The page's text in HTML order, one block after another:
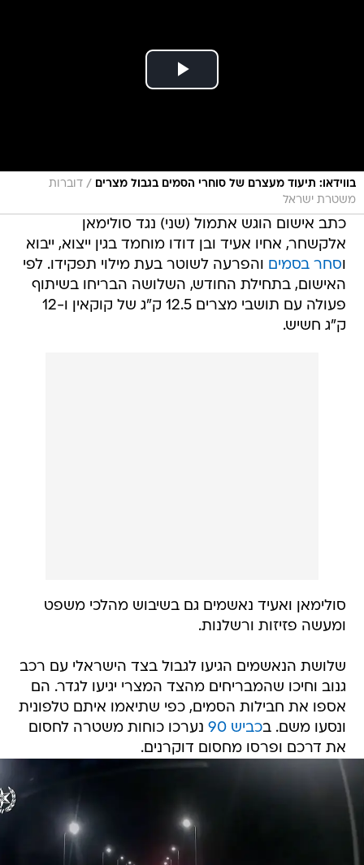
בווידאו: תיעוד מעצרם של סוחרי הסמים בגבול מצרים / דוברות
משטרת ישראל
כתב אישום הוגש אתמול (שני) נגד סולימאן
אלקשחר, אחיו אעיד ובן דודו מוחמד בגין ייצוא, ייבוא
וסחר בסמים והפרעה לשוטר בעת מילוי תפקידו. לפי
האישום, בתחילת החודש, השלושה הבריחו בשיתוף
פעולה עם תושבי מצרים 12.5 ק"ג של קוקאין ו-12
ק"ג חשיש.
סולימאן ואעיד נאשמים גם בשיבוש מהלכי משפט
ומעשה פזיזות ורשלנות.
שלושת הנאשמים הגיעו לגבול בצד הישראלי עם רכב
גנוב וחיכו שהמבריחים מהצד המצרי יגיעו לגדר. הם
אספו את חבילות הסמים, כפי שתיאמו איתם טלפונית
ונסעו משם. בכביש 90
נערכו כוחות משטרה לחסום
את דרכם ופרסו מחסום דוקרנים.